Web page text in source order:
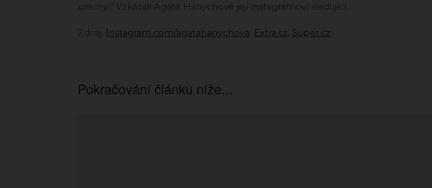
prachy.” Vzkázali Agátě Hanychové její instagramoví sledující.
Zdroj: Instagram.com/agatahanychova, Extra.cz, Super.cz
Pokračování článku níže...